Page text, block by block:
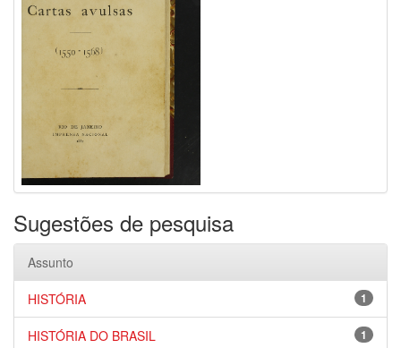
Sugestões de pesquisa
Assunto
1
HISTÓRIA
1
HISTÓRIA DO BRASIL